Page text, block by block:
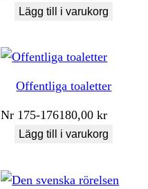
Lägg till i varukorg
Offentliga toaletter
Nr 175-176180,00kr
Lägg till i varukorg